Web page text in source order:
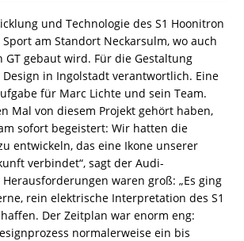
und Technologie des S1 Hoonitron
am Standort Neckarsulm, wo auch
GT gebaut wird. Für die Gestaltung
in Ingolstadt verantwortlich. Eine
für Marc Lichte und sein Team.
Mal von diesem Projekt gehört haben,
sofort begeistert: Wir hatten die
entwickeln, das eine Ikone unserer
verbindet“, sagt der Audi-
waren groß: „Es ging
rein elektrische Interpretation des S1
Der Zeitplan war enorm eng:
normalerweise ein bis